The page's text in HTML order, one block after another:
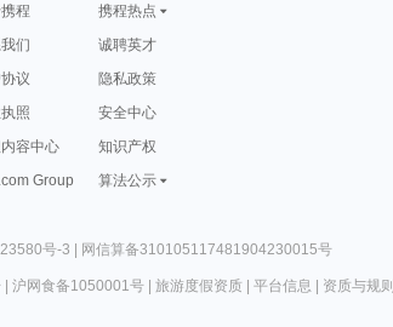
程
携程热点
们
诚聘英才
议
隐私政策
照
安全中心
容中心
知识产权
Group
算法公示
号-3 | 网信算备310105117481904230015号
| 沪网食备1050001号| 旅游度假资质| 平台信息 资质与规则